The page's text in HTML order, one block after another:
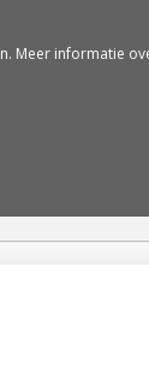
Meer informatie